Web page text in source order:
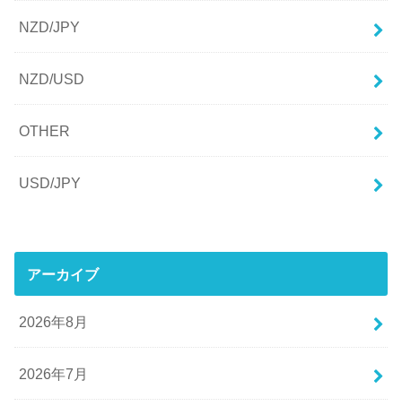
NZD/JPY
NZD/USD
OTHER
USD/JPY
アーカイブ
2026年8月
2026年7月